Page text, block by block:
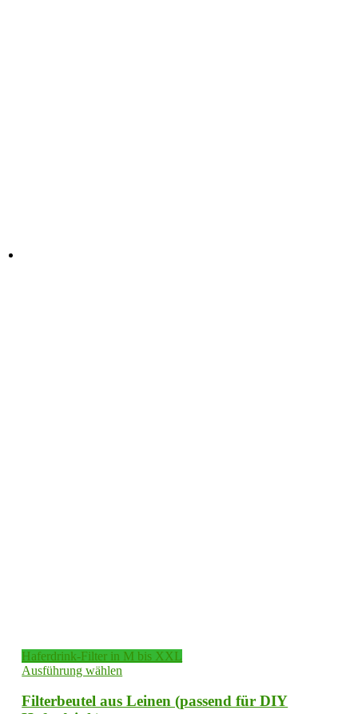
Haferdrink-Filter in M bis XXL
Ausführung wählen
weist
Filterbeutel aus Leinen (passend für DIY